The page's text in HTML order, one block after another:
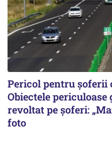
Pericol pentru șoferii
Obiectele periculoase
revoltat pe șoferi:
foto